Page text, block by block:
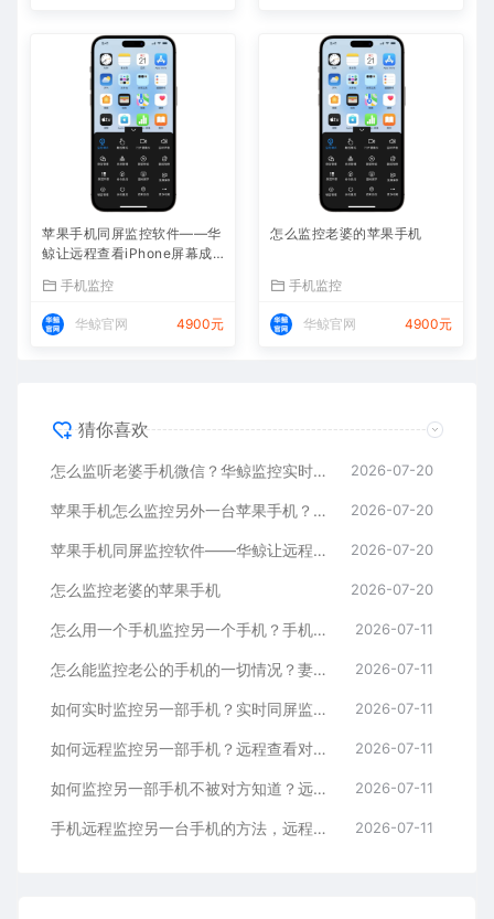
苹果手机同屏监控软件——华
鲸让远程查看iPhone屏幕成
手机监控
华鲸官网 4900元
怎么监控老婆的苹果手机
手机监控
华鲸官网 4900元
猜你喜欢
怎么监听老婆手机微信？华鲸监控实时远程查看微信聊天记录 2026-07-20
苹果手机怎么监控另外一台苹果手机？华鲸监控跨设备实时同屏方案 2026-07-20
苹果手机同屏监控软件——华鲸让远程查看iPhone屏幕成为可能 2026-07-20
怎么监控老婆的苹果手机 2026-07-20
怎么用一个手机监控另一个手机？手机远程监控操作方法 2026-07-11
怎么能监控老公的手机的一切情况？妻子想知道的事情都在这里 2026-07-11
如何实时监控另一部手机？实时同屏监控软件推荐 2026-07-11
如何远程监控另一部手机？远程查看对方手机内容的完整指南 2026-07-11
如何监控另一部手机不被对方知道？远程监控手机的隐秘技巧 2026-07-11
手机远程监控另一台手机的方法，远程同屏监控怎么操作？ 2026-07-11